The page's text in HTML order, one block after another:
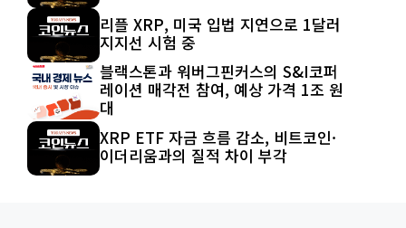
리플 XRP, 미국 입법 지연으로 1달러
지지선 시험 중
블랙스톤과 워버그핀커스의 S&I코퍼
레이션 매각전 참여, 예상 가격 1조 원
대
XRP ETF 자금 흐름 감소, 비트코인·
이더리움과의 질적 차이 부각